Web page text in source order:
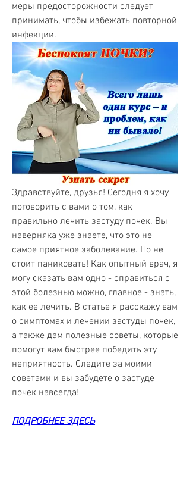
меры предосторожности следует
принимать, чтобы избежать повторной
инфекции.
Здравствуйте, друзья! Сегодня я хочу
поговорить с вами о том, как
правильно лечить застуду почек. Вы
наверняка уже знаете, что это не
самое приятное заболевание. Но не
стоит паниковать! Как опытный врач, я
могу сказать вам одно - справиться с
этой болезнью можно, главное - знать,
как ее лечить. В статье я расскажу вам
о симптомах и лечении застуды почек,
а также дам полезные советы, которые
помогут вам быстрее победить эту
неприятность. Следите за моими
советами и вы забудете о застуде
почек навсегда!
ПОДРОБНЕЕ ЗДЕСЬ